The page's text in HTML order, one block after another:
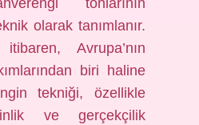
tonlarının
olarak tanımlanır.
Avrupa’nın
biri haline
tekniği, özellikle
ve gerçekçilik